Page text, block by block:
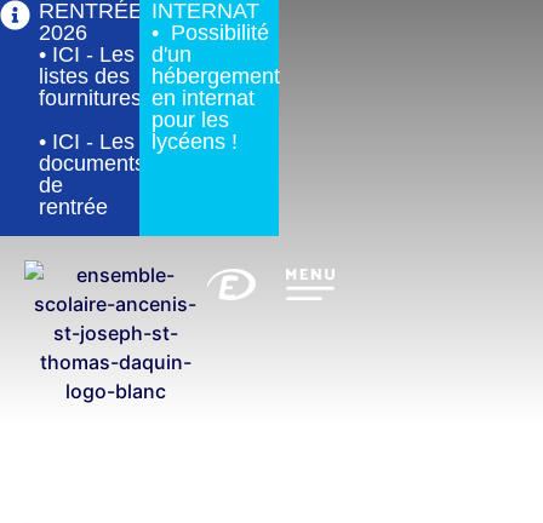
RENTRÉE
2026
• ICI - Les
listes des
fournitures
• ICI - Les
documents
de
rentrée
INTERNAT
• Possibilité
d'un
hébergement
en internat
pour les
lycéens !